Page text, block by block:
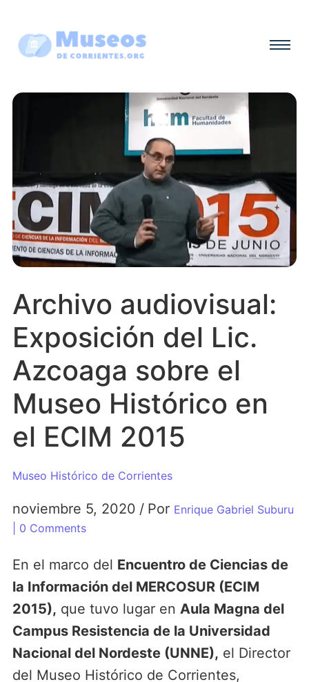
Archivo audiovisual:
Exposición del Lic.
Azcoaga sobre el
Museo Histórico en
el ECIM 2015
Museo Histórico de Corrientes
noviembre 5, 2020 / Por Enrique Gabriel Suburu
| 0 Comments
En el marco del Encuentro de Ciencias de
la Información del MERCOSUR (ECIM
2015), que tuvo lugar en Aula Magna del
Campus Resistencia de la Universidad
Nacional del Nordeste (UNNE), el Director
del Museo Histórico de Corrientes,